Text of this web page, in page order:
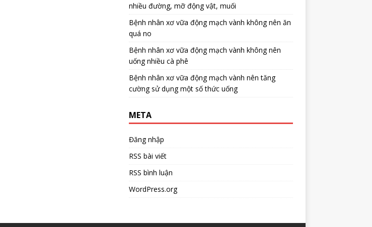
nhiều đường, mỡ động vật, muối
Bệnh nhân xơ vữa động mạch vành không nên ăn
quá no
Bệnh nhân xơ vữa động mạch vành không nên
uống nhiều cà phê
Bệnh nhân xơ vữa động mạch vành nên tăng
cường sử dụng một số thức uống
META
Đăng nhập
RSS bài viết
RSS bình luận
WordPress.org